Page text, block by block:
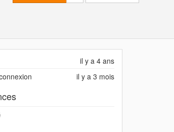
il y a 4 ans
il y a 3 mois